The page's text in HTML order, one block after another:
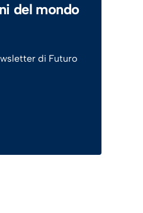
del mondo
di Futuro